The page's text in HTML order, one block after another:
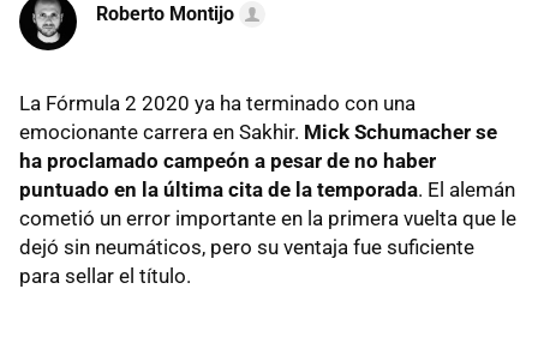
Roberto Montijo
La Fórmula 2 2020 ya ha terminado con una
emocionante carrera en Sakhir. Mick Schumacher se
ha proclamado campeón a pesar de no haber
puntuado en la última cita de la temporada. El alemán
cometió un error importante en la primera vuelta que le
dejó sin neumáticos, pero su ventaja fue suficiente
para sellar el título.